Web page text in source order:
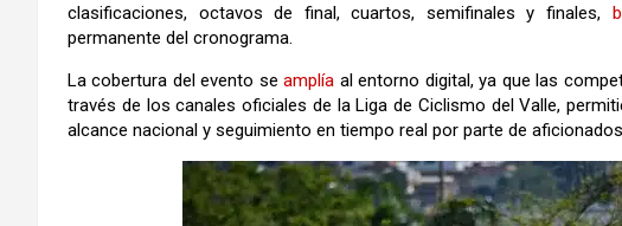
clasificaciones, octavos de final, cuartos, semifinales y finales,
permanente del cronograma.
La cobertura del evento seamplía al entorno digital, ya que las
través de los canales oficiales de la Liga de Ciclismo del Valle,
alcance nacional y seguimiento en tiempo real por parte de